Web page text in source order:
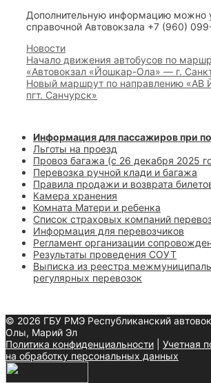
Дополнительную информацию можно
справочной Автовокзала +7 (960)
Categories
Новости
Post
navigation
Начало движения автобусов по
«Автовокзал «Йошкар-Ола» — г.
Новый маршрут по направлению
пгт. Санчурск»
Информация для пассажиров при
Льготы на проезд
Провоз багажа (с 26 декабря 2025
Перевозка ручной клади и багажа
Правила продажи и возврата
Камера хранения
Комната Матери и ребенка
Список страховых компаний
Информация для перевозчиков
Регламент организации
Результаты проведения СОУТ
Выписка из реестра
регулярных перевозок
© 2026 ГБУ РМЭ Республиканский
Олы, Марий Эл
Политика конфиденциальности
Учетная
на обработку персональных данных